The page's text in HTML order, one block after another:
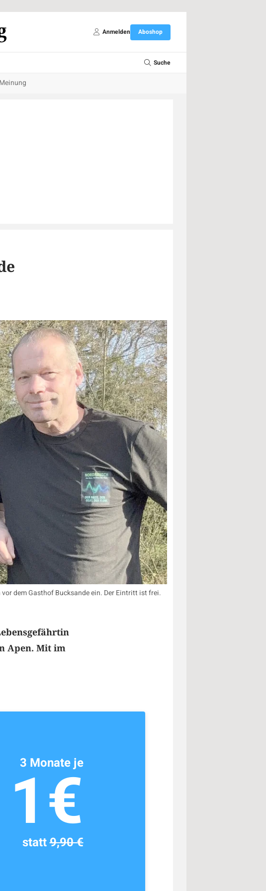
Anmelden Aboshop
Suche
Meinung
dem Gasthof Bucksande ein. Der Eintritt ist frei.
Apen. Mit im
3 Monate je
1€
statt9,90 €